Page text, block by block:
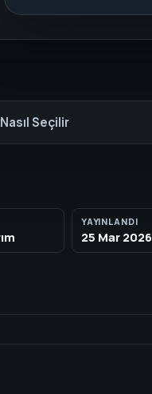
Seçilir
YAYINLANDI
25 Mar 2026